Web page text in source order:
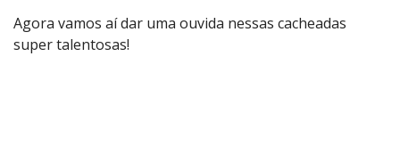
Agora vamos aí dar uma ouvida nessas cacheadas
super talentosas!